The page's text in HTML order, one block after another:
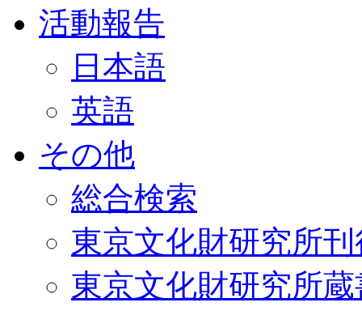
活動報告
日本語
英語
その他
総合検索
東京文化財研究所
東京文化財研究所